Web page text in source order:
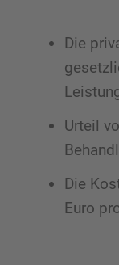
Die
Urteil
Die
Euro